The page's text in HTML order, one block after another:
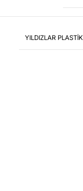
YILDIZLAR PLASTİK